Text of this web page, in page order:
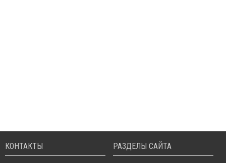
КОНТАКТЫ РАЗДЕЛЫ САЙТА